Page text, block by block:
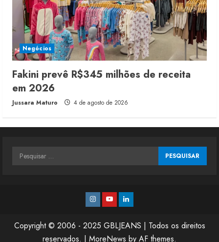
Negócios
Fakini prevê R$345 milhões de receita
em 2026
Jussara Maturo 4 de agosto de 2026
Pesquisar
Instagram
YoutubeLinkedin
Copyright © 2006 - 2025 GBLJEANS | Todos os direitos
reservados. | MoreNews by AF themes.